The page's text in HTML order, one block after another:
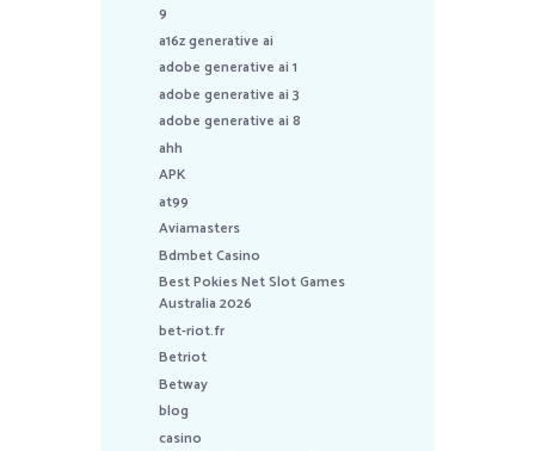
9
a16z generative ai
adobe generative ai 1
adobe generative ai 3
adobe generative ai 8
ahh
APK
at99
Aviamasters
Bdmbet Casino
Best Pokies Net Slot Games
Australia 2026
bet-riot.fr
Betriot
Betway
blog
casino